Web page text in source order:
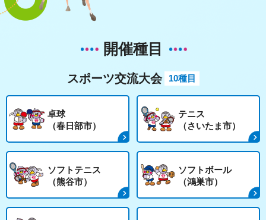
開催種目
スポーツ交流大会 10種目
卓球
（春日部市）
テニス
（さいたま市）
ソフトテニス
（熊谷市）
ソフトボール
（鴻巣市）